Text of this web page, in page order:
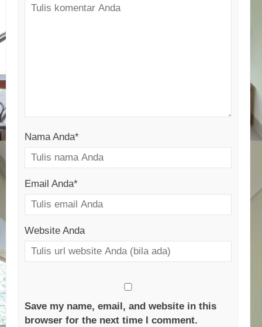
Nama Anda*
Email Anda*
Website Anda
Save my name, email, and website in this
browser for the next time I comment.